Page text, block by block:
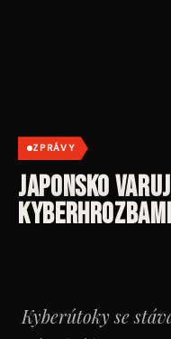
ZPRÁVY
Japonsko
kyberhrozbami
Kyberútoky se